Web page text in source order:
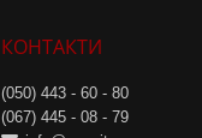
КОНТАКТИ
(050) 443 - 60 - 80
(067) 445 - 08 - 79